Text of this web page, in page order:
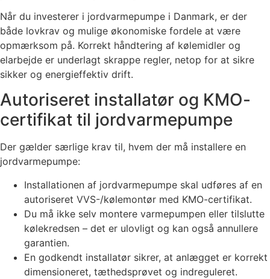
Når du investerer i jordvarmepumpe i Danmark, er der
både lovkrav og mulige økonomiske fordele at være
opmærksom på. Korrekt håndtering af kølemidler og
elarbejde er underlagt skrappe regler, netop for at sikre
sikker og energieffektiv drift.
Autoriseret installatør og KMO-
certifikat til jordvarmepumpe
Der gælder særlige krav til, hvem der må installere en
jordvarmepumpe:
Installationen af jordvarmepumpe skal udføres af en
autoriseret VVS-/kølemontør med KMO-certifikat.
Du må ikke selv montere varmepumpen eller tilslutte
kølekredsen – det er ulovligt og kan også annullere
garantien.
En godkendt installatør sikrer, at anlægget er korrekt
dimensioneret, tæthedsprøvet og indreguleret.